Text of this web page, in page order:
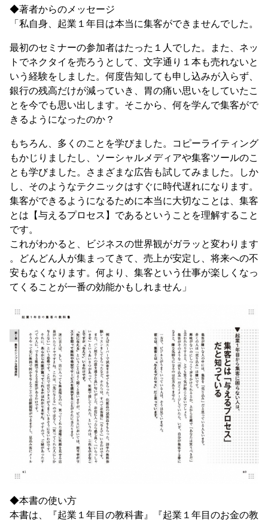
◆著者からのメッセージ
「私自身、起業１年目は本当に集客ができませんでした。
最初のセミナーの参加者はたった１人でした。また、ネッ
トでネクタイを売ろうとして、文字通り１本も売れないと
いう経験をしました。何度告知しても申し込みが入らず、
銀行の残高だけが減っていき、胃の痛い思いをしていたこ
とを今でも思い出します。そこから、何を学んで集客がで
きるようになったのか？
もちろん、多くのことを学びました。コピーライティング
もかじりましたし、ソーシャルメディアや集客ツールのこ
とも学びました。さまざまな広告も試してみました。しか
し、そのようなテクニックはすぐに時代遅れになります。
集客ができるようになるために本当に大切なことは、集客
とは【与えるプロセス】であるということを理解すること
です。
これがわかると、ビジネスの世界観がガラッと変わります
。どんどん人が集まってきて、売上が安定し、将来への不
安もなくなります。何より、集客という仕事が楽しくなっ
てくることが一番の効能かもしれません」
◆本書の使い方
本書は、『起業１年目の教科書』『起業１年目のお金の教